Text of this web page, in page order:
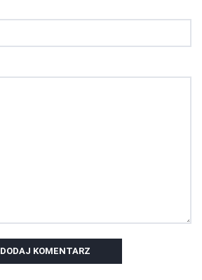
DODAJ KOMENTARZ